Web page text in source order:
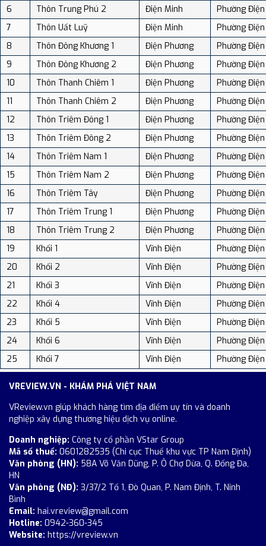
6
Thôn Trung Phú 2 Điện Minh
Phường
7
Thôn Uất Luỹ Điện Minh
Phường
8
Thôn Đông Khương 1 Điện Phương
Phường
9
Thôn Đông Khương 2 Điện Phương
Phường
10
Thôn Thanh Chiêm 1 Điện Phương
Phường
11
Thôn Thanh Chiêm 2 Điện Phương
Phường
12
Thôn Triêm Đông 1 Điện Phương
Phường
13
Thôn Triêm Đông 2 Điện Phương
Phường
14
Thôn Triêm Nam 1 Điện Phương
Phường
15
Thôn Triêm Nam 2 Điện Phương
Phường
16
Thôn Triêm Tây Điện Phương
Phường
17
Thôn Triêm Trung 1 Điện Phương
Phường
18
Thôn Triêm Trung 2 Điện Phương
Phường
19
Khối 1 Vĩnh Điện
Phường
20
Khối 2 Vĩnh Điện
Phường
21
Khối 3 Vĩnh Điện
Phường
22
Khối 4 Vĩnh Điện
Phường
23
Khối 5 Vĩnh Điện
Phường
24
Khối 6 Vĩnh Điện
Phường
25
Khối 7 Vĩnh Điện Phường
VREVIEW.VN - KHÁM PHÁ VIỆT NAM
VReview.vn giúp khách hàng tìm địa điểm uy tín và doanh
nghiệp xây dựng thương hiệu dịch vụ online.
Doanh nghiệp: Công ty cổ phần VStar Group
Mã số thuế: 0601282535 (Chi cục Thuế khu vực TP Nam Định)
Văn phòng (HN): 58A Võ Văn Dũng, P. Ô Chợ Dừa, Q. Đống Đa,
HN
Văn phòng (NĐ): 3/37/2 Tổ 1, Đò Quan, P. Nam Định, T. Ninh
Bình
Email: hai.vreview@gmail.com
Hotline: 0942-360-345
Website: https://vreview.vn